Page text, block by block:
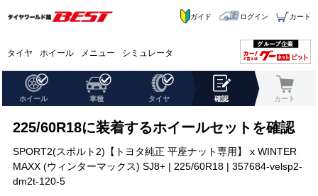
タイヤ ホイール メニュー シミュレータ
ガイド ログイン カート
ホイール 車種 タイヤ 確認 カート
225/60R18に装着するホイールセットを確認
SPORT2(スポルト2)【トヨタ純正 平座ナット専用】 x WINTER
MAXX (ウィンターマックス) SJ8+ | 225/60R18 | 357684-velsp2-
dm2t-120-5